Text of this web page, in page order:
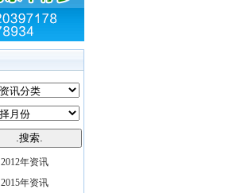
2012年资讯
2015年资讯